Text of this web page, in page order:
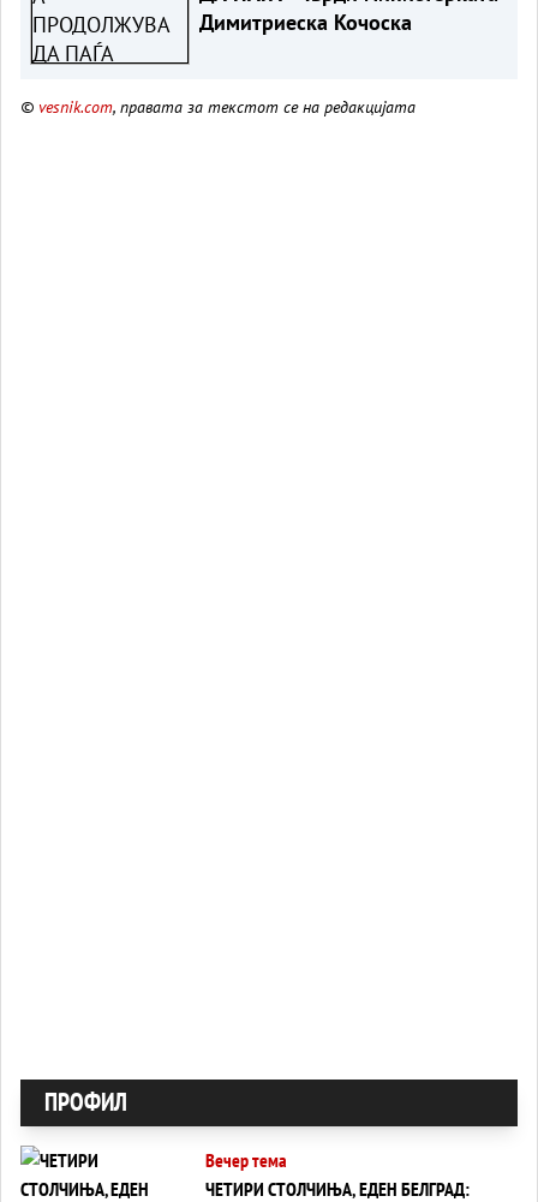
Димитриеска Кочоска
© vesnik.com, правата за текстот се на редакцијата
ПРОФИЛ
Вечер тема
ЧЕТИРИ СТОЛЧИЊА, ЕДЕН БЕЛГРАД: